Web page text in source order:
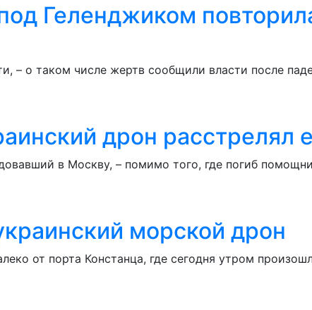
Геленджиком
– о таком числе жертв сообщили власти после
дрон
в Москву, – помимо того, где погиб
морской дрон
от порта Констанца, где сегодня утром